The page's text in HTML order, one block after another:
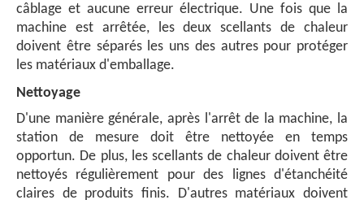
câblage et aucune erreur électrique. Une fois que la
machine est arrêtée, les deux scellants de chaleur
doivent être séparés les uns des autres pour protéger
les matériaux d'emballage.
Nettoyage
D'une manière générale, après l'arrêt de la machine, la
station de mesure doit être nettoyée en temps
opportun. De plus, les scellants de chaleur doivent être
nettoyés régulièrement pour des lignes d'étanchéité
claires de produits finis. D'autres matériaux doivent